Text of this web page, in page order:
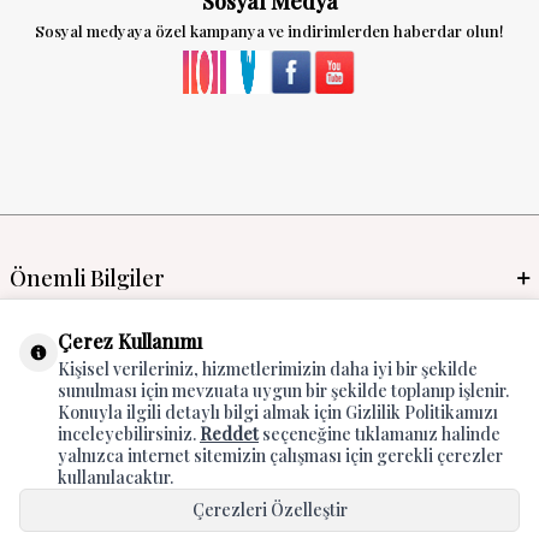
Sosyal medyaya özel kampanya ve indirimlerden haberdar olun!
Önemli Bilgiler
Mayo İmalat & Toptan
Global Manufacturer
Adres & İletişim
Çerez Kullanımı
Kişisel verileriniz, hizmetlerimizin daha iyi bir şekilde
sunulması için mevzuata uygun bir şekilde toplanıp işlenir.
Konuyla ilgili detaylı bilgi almak için Gizlilik Politikamızı
inceleyebilirsiniz. Reddetseçeneğine tıklamanız halinde
yalnızca internet sitemizin çalışması için gerekli çerezler
kullanılacaktır.
Çerezleri Özelleştir